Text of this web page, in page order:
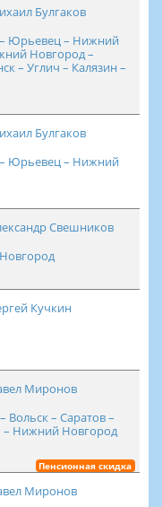
Булгаков
Юрьевец – Нижний
Новгород –
– Углич – Калязин –
Булгаков
Юрьевец – Нижний
Свешников
Кучкин
Миронов
– Саратов –
– Нижний Новгород
Пенсионная скидка
Миронов